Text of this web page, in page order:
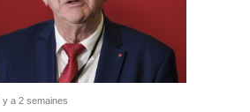
Il y a 2 semaines